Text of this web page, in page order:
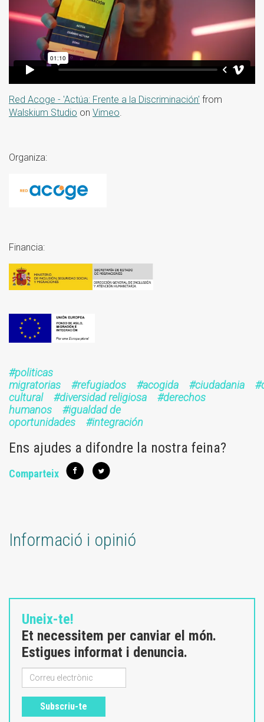
Red Acoge - 'Actúa: Frente a la Discriminación' from
Walskium Studio on Vimeo.
Organiza:
red_acoge_logotipo.jpg
Financia:
missm_sem_dgiah1.jpg
logo_fami_con_lema.jpg
politicas
migratorias
refugiados acogida ciudadania
cultural
diversidad religiosa
derechos
humanos
igualdad de
oportunidades
integración
Ens ajudes a difondre la nostra feina?
Comparteix
Informació i opinió
Uneix-te!
Et necessitem per canviar el món.
Estigues informat i denuncia.
Subscriu-te